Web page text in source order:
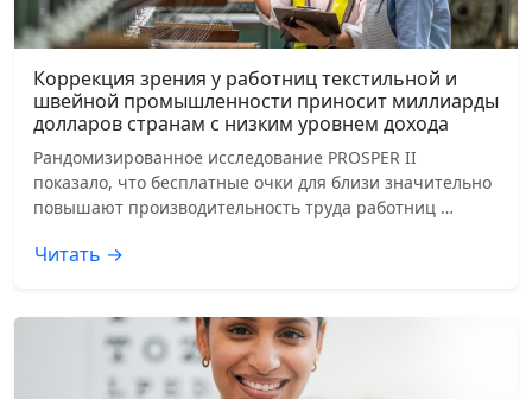
Коррекция зрения у работниц текстильной и
швейной промышленности приносит миллиарды
долларов странам с низким уровнем дохода
Рандомизированное исследование PROSPER II
показало, что бесплатные очки для близи значительно
повышают производительность труда работниц …
Читать →